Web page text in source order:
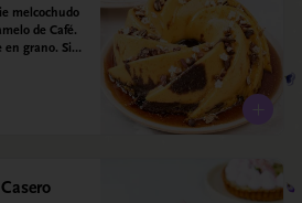
melcochudo
de Café.
en grano. Sin